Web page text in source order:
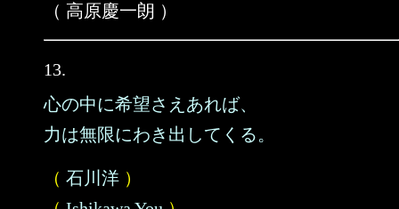
（ 高原慶一朗 ）
13.
心の中に希望さえあれば、
力は無限にわき出してくる。
（ 石川洋 ）